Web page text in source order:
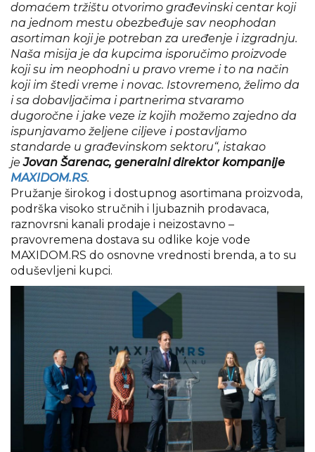
domaćem tržištu otvorimo građevinski centar koji
na jednom mestu obezbeđuje sav neophodan
asortiman koji je potreban za uređenje i izgradnju.
Naša misija je da kupcima isporučimo proizvode
koji su im neophodni u pravo vreme i to na način
koji im štedi vreme i novac. Istovremeno, želimo da
i sa dobavljačima i partnerima stvaramo
dugoročne i jake veze iz kojih možemo zajedno da
ispunjavamo željene ciljeve i postavljamo
standarde u građevinskom sektoru“, istakao
je Jovan Šarenac, generalni direktor kompanije
MAXIDOM.RS.
Pružanje širokog i dostupnog asortimana proizvoda,
podrška visoko stručnih i ljubaznih prodavaca,
raznovrsni kanali prodaje i neizostavno –
pravovremena dostava su odlike koje vode
MAXIDOM.RS do osnovne vrednosti brenda, a to su
oduševljeni kupci.